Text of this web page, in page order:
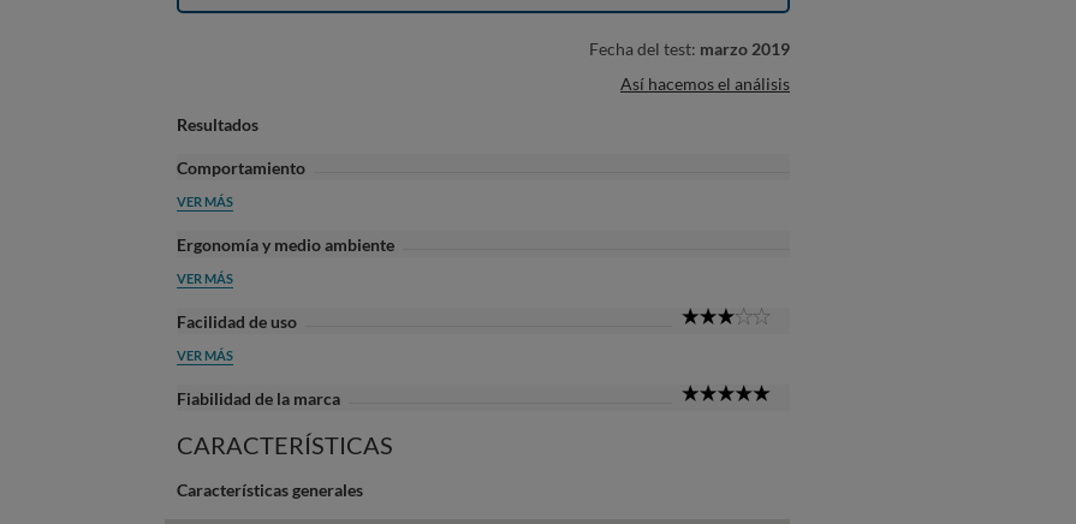
Fecha del test: marzo 2019
Así hacemos el análisis
Resultados
Comportamiento
VER MÁS
Ergonomía y medio ambiente
VER MÁS
Facilidad de uso
VER MÁS
Fiabilidad de la marca
CARACTERÍSTICAS
Características generales